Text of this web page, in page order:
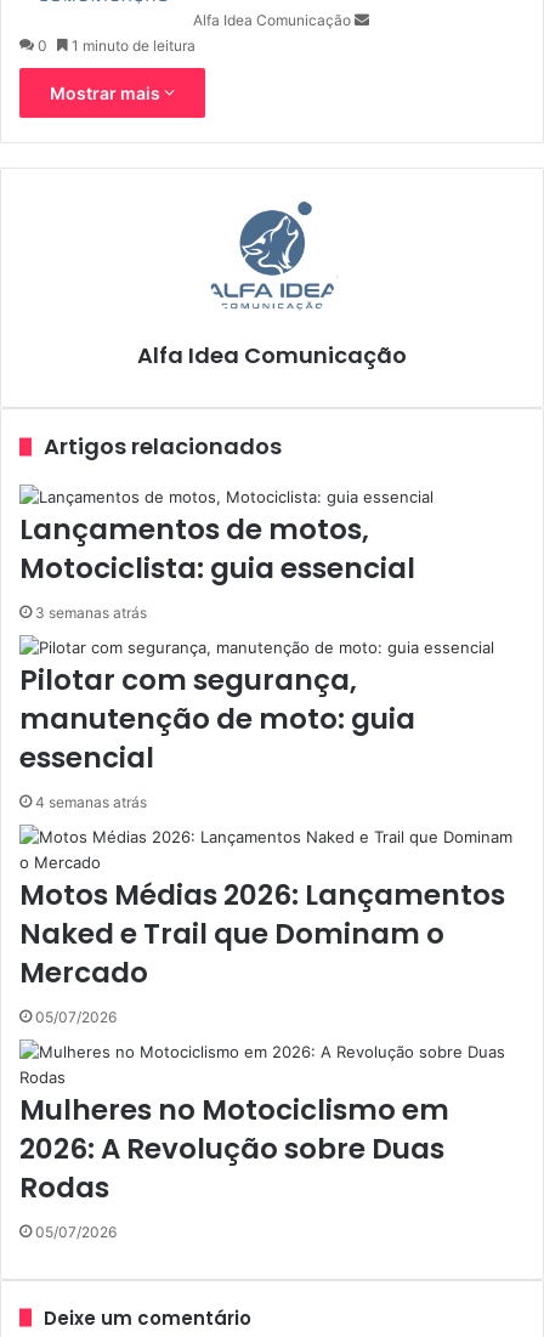
Alfa Idea Comunicação
0
1 minuto de leitura
Mostrar mais
Alfa Idea Comunicação
Artigos relacionados
Lançamentos de motos,
Motociclista: guia essencial
3 semanas atrás
Pilotar com segurança,
manutenção de moto: guia
essencial
4 semanas atrás
Motos Médias 2026: Lançamentos
Naked e Trail que Dominam o
Mercado
05/07/2026
Mulheres no Motociclismo em
2026: A Revolução sobre Duas
Rodas
05/07/2026
Deixe um comentário